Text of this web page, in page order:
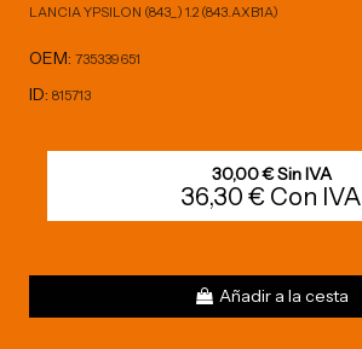
LANCIA YPSILON (843_) 1.2 (843.AXB1A)
OEM: 735339651
ID: 815713
30,00 € Sin IVA
36,30 € Con IVA
Añadir a la cesta